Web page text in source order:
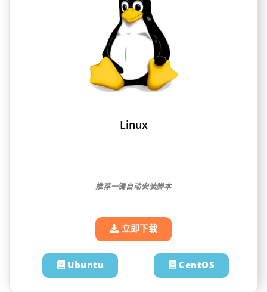
Linux
推荐一键自动安装脚本
立即下载
Ubuntu CentOS